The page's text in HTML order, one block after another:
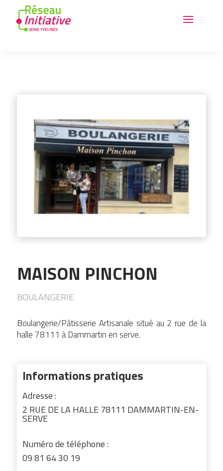
MAISON PINCHON
BOULANGERIE
Boulangerie/Pâtisserie Artisanale situé au 2 rue de la
halle 78111 à Dammartin en serve.
Informations pratiques
Adresse :
2 RUE DE LA HALLE 78111 DAMMARTIN-EN-
SERVE
Numéro de téléphone :
09 81 64 30 19